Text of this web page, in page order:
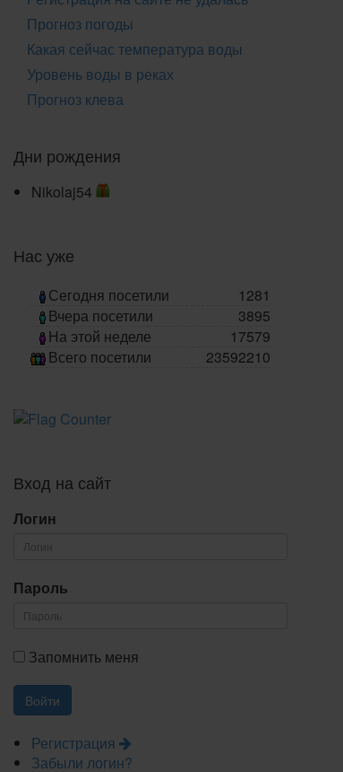
Прогноз погоды
Какая сейчас температура воды
Уровень воды в реках
Прогноз клева
Дни рождения
Nikolaj54
Нас уже
Сегодня посетили
1281
Вчера посетили
3895
На этой неделе
17579
Всего посетили
23592210
Вход на сайт
Логин
Пароль
Запомнить меня
Регистрация
Забыли логин?